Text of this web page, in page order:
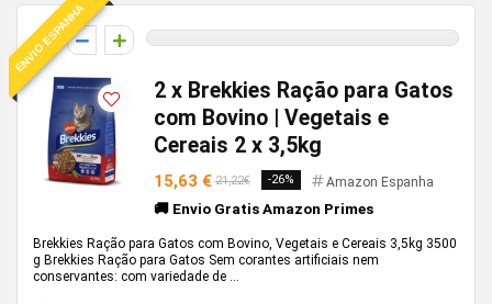
ENVIO ESPANHA
0
2 x Brekkies Ração para Gatos
com Bovino | Vegetais e
Cereais 2 x 3,5kg
15,63 € 21,22€ -26% Amazon Espanha
🚚 Envio Gratis Amazon Primes
Brekkies Ração para Gatos com Bovino, Vegetais e Cereais 3,5kg 3500
g Brekkies Ração para Gatos Sem corantes artificiais nem
conservantes: com variedade de ...